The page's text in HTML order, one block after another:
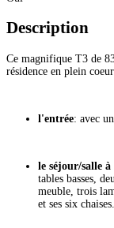
Description
Ce magnifique T3 de
résidence en plein
l'entrée: avec
le séjour/salle
tables basses,
meuble, trois
et ses six